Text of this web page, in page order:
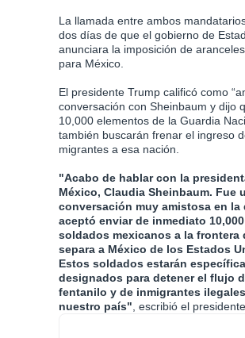
La llamada entre ambos
dos días de que el gobierno de
anunciara la imposición de
para México.
El presidente Trump calificó como
conversación con Sheinbaum y dijo
10,000 elementos de la Guardia
también buscarán frenar el ingreso
migrantes a esa nación.
"Acabo de hablar con la
México, Claudia Sheinbaum. Fue
conversación muy amistosa en la
aceptó enviar de inmediato 10,000
soldados mexicanos a la frontera
separa a México de los Estados
Estos soldados estarán
designados para detener el flujo
fentanilo y de inmigrantes
nuestro país" , escribió el